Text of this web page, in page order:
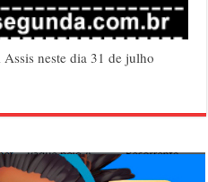
neste dia 31 de julho